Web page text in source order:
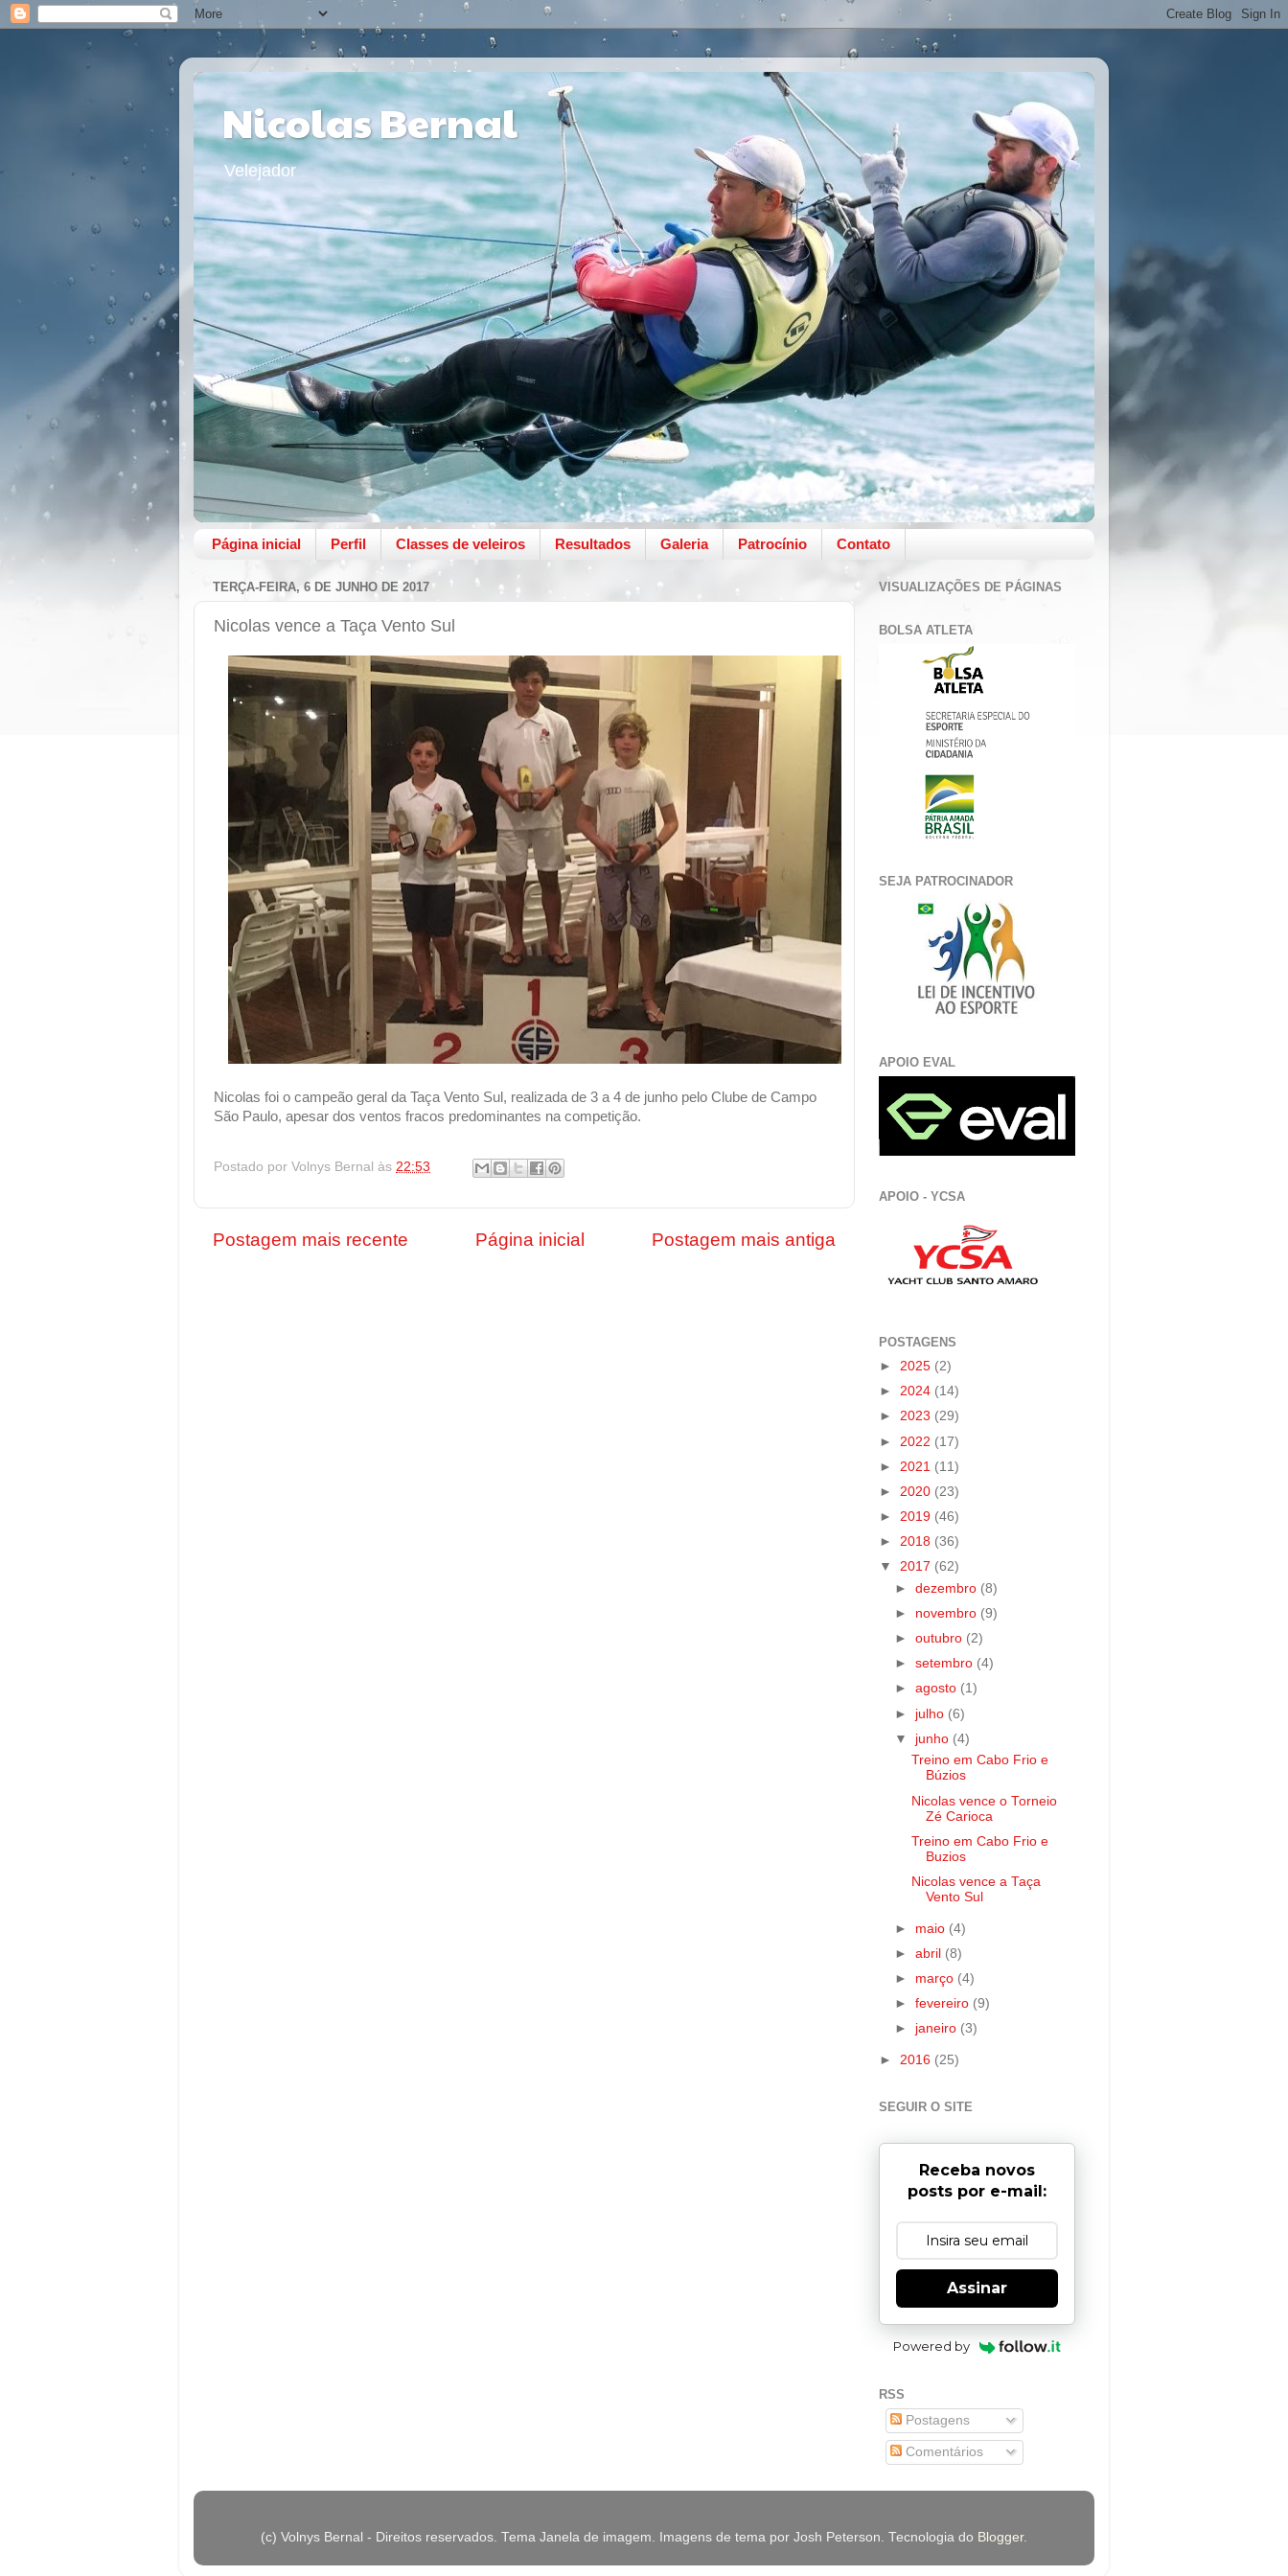
Nicolas Bernal
Velejador
Página inicial Perfil Classes de veleiros Resultados Galeria Patrocínio Contato
TERÇA-FEIRA, 6 DE JUNHO DE 2017
Nicolas vence a Taça Vento Sul
Nicolas foi o campeão geral da Taça Vento Sul, realizada de 3 a 4 de junho pelo Clube de Campo
São Paulo, apesar dos ventos fracos predominantes na competição.
Postado por Volnys Bernal às 22:53
Postagem mais recente Postagem mais antiga
Página inicial
VISUALIZAÇÕES DE PÁGINAS
BOLSA ATLETA
SEJA PATROCINADOR
APOIO EVAL
APOIO - YCSA
POSTAGENS
► 2025 (2)
► 2024 (14)
► 2023 (29)
► 2022 (17)
► 2021 (11)
► 2020 (23)
► 2019 (46)
► 2018 (36)
▼ 2017 (62)
►dezembro (8)
► novembro (9)
►outubro (2)
►setembro (4)
►agosto (1)
► julho (6)
▼ junho (4)
Treino em Cabo Frio e
Búzios
Nicolas vence o Torneio
Zé Carioca
Treino em Cabo Frio e
Buzios
Nicolas vence a Taça
Vento Sul
► maio (4)
►abril (8)
► março (4)
►fevereiro (9)
► janeiro (3)
► 2016 (25)
SEGUIR O SITE
Receba novos
posts por e-mail:
Assinar
Powered by
RSS
Postagens
Comentários
(c) Volnys Bernal - Direitos reservados. Tema Janela de imagem. Imagens de tema por Josh Peterson. Tecnologia do Blogger.